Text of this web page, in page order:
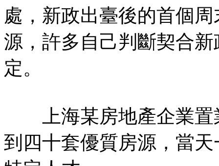
處，新政出臺後的首個
源，許多自己判斷契合
定。
上海某房地產企業置
到四十套優質房源，當